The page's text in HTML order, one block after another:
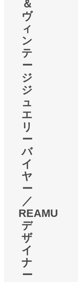
＆
ヴ
ィ
ン
テ
ー
ジ
ジ
ュ
エ
リ
ー
バ
イ
ヤ
ー
／
REAMU
デ
ザ
イ
ナ
ー